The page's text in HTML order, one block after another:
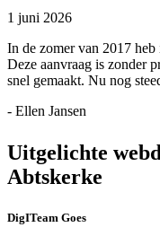
1 juni 2026
In de zomer van 2017 heb
Deze aanvraag is zonder
snel gemaakt. Nu nog
- Ellen Jansen
Uitgelichte
Abtskerke
DigITeam Goes